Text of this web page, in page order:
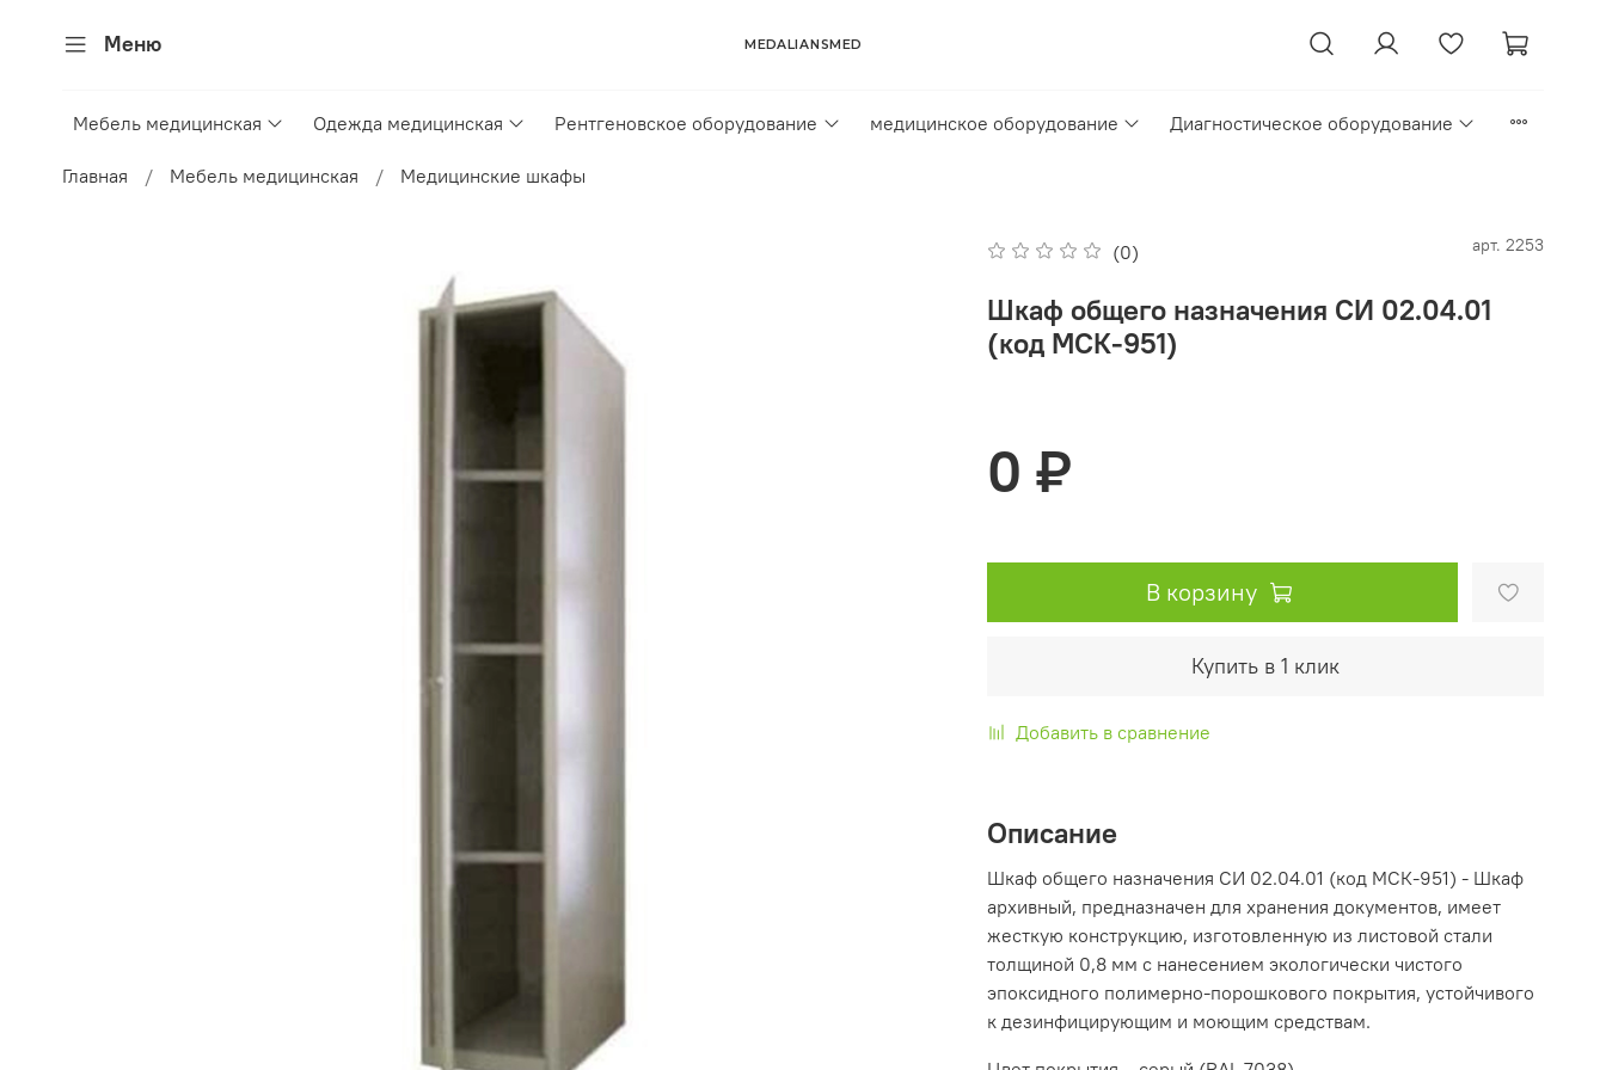
Меню MEDALIANSMED
Мебель медицинская Одежда медицинская Рентгеновское оборудование медицинское оборудование Диагностическое оборудование
Главная Мебель медицинская Медицинские шкафы
(0) арт. 2253
Шкаф общего назначения СИ 02.04.01
(код МСК-951)
0 ₽
В корзину
Купить в 1 клик
Добавить в сравнение
Описание
Шкаф общего назначения СИ 02.04.01 (код МСК-951) - Шкаф
архивный, предназначен для хранения документов, имеет
жесткую конструкцию, изготовленную из листовой стали
толщиной 0,8 мм с нанесением экологически чистого
эпоксидного полимерно-порошкового покрытия, устойчивого
к дезинфицирующим и моющим средствам.